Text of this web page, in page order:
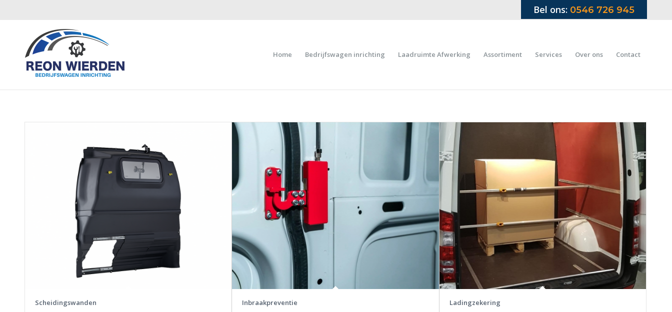
Bel ons: 0546 726 945
Home Bedrijfswagen inrichting Laadruimte Afwerking Assortiment Services Over ons Contact
Scheidingswanden Inbraakpreventie Ladingzekering